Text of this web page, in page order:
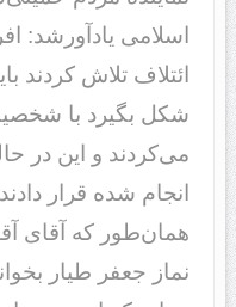
اسلامی یادآورشد:
ائتلاف تلاش کردند
شکل بگیرد با
می‌کردند و این در
انجام شده قرار
همان‌طور که آقای
نماز جعفر طیار